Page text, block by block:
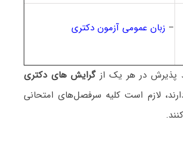
– زبان عمومی آزمون دکتری
پذیرش در هر یک از گرایش های دکتری
لازم است کلیه سرفصل‌های امتحانی